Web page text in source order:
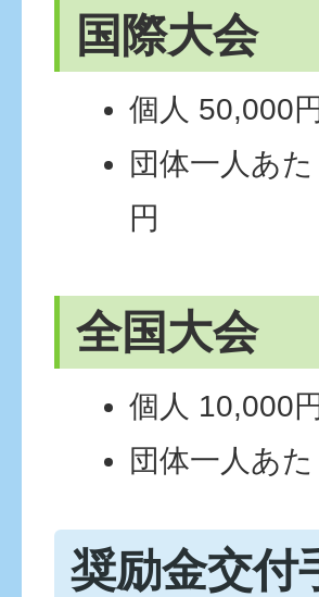
国際大会
個人 50,000円
団体一人あ
円
全国大会
個人 10,000円
団体一人あ
奨励金交付